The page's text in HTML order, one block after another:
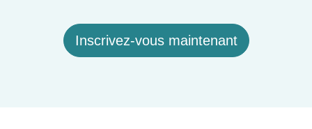
Inscrivez-vous maintenant